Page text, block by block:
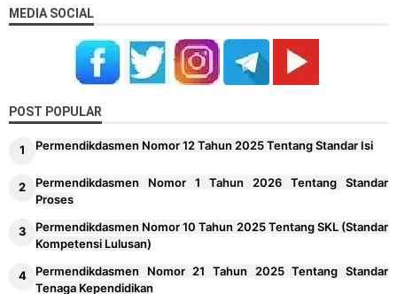
MEDIA SOCIAL
POST POPULAR
Permendikdasmen Nomor 12 Tahun 2025 Tentang Standar Isi
Permendikdasmen Nomor 1 Tahun 2026 Tentang Standar
Proses
Permendikdasmen Nomor 10 Tahun 2025 Tentang SKL (Standar
Kompetensi Lulusan)
Permendikdasmen Nomor 21 Tahun 2025 Tentang Standar
Tenaga Kependidikan